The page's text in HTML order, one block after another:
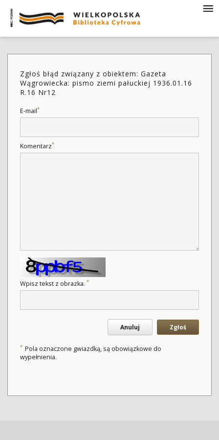
Zgłoś błąd związany z obiektem: Gazeta
Wągrowiecka: pismo ziemi pałuckiej 1936.01.16
R.16 Nr12
E-mail*
Komentarz*
Wpisz tekst z obrazka. *
Anuluj Zgłoś
* Pola oznaczone gwiazdką, są obowiązkowe do
wypełnienia.